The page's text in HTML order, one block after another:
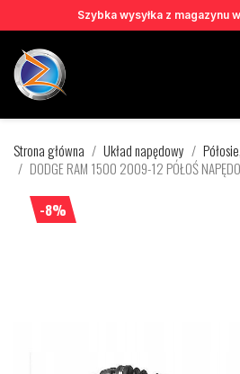
Szybka wysyłka z magazynu
Strona główna Układ napędowy
DODGE RAM 1500 2009-12 PÓŁOŚ
-8%